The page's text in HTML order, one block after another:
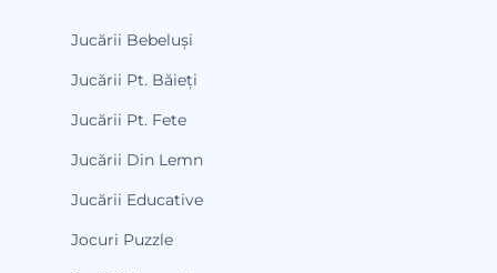
Jucării Bebeluși
Jucării Pt. Băieți
Jucării Pt. Fete
Jucării Din Lemn
Jucării Educative
Jocuri Puzzle